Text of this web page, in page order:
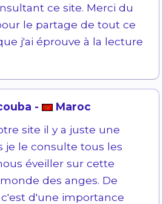
ce site. Merci du
le partage de tout ce
j'ai éprouve à la lecture
-
Maroc
site il y a juste une
je le consulte tous les
éveiller sur cette
des anges. De
d'une importance